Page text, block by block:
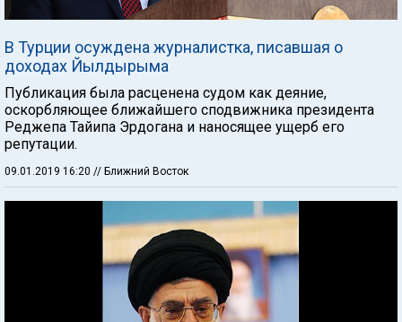
В Турции осуждена журналистка, писавшая о
доходах Йылдырыма
Публикация была расценена судом как деяние,
оскорбляющее ближайшего сподвижника президента
Реджепа Тайипа Эрдогана и наносящее ущерб его
репутации.
09.01.2019 16:20 // Ближний Восток